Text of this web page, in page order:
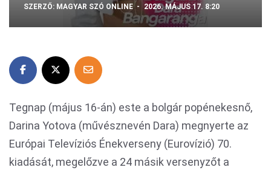
SZERZŐ: MAGYAR SZÓ ONLINE 2026. MÁJUS 17. 8:20
Tegnap (május 16-án) este a bolgár popénekesnő,
Darina Yotova (művésznevén Dara) megnyerte az
Európai Televíziós Énekverseny (Eurovízió) 70.
kiadását, megelőzve a 24 másik versenyzőt a